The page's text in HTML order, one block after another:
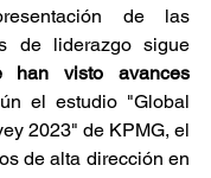
de las
de liderazgo sigue
han visto avances
el estudio "Global
2023" de KPMG, el
de alta dirección en